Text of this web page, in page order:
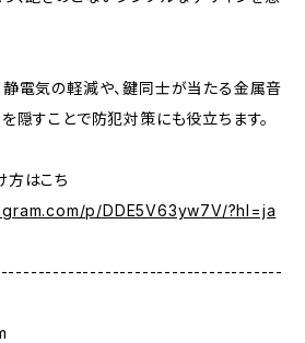
電気の軽減や、鍵同士が当たる金属音
隠すことで防犯対策にも役立ちます。
はこち
p/DDE5V63yw7V/?hl=ja